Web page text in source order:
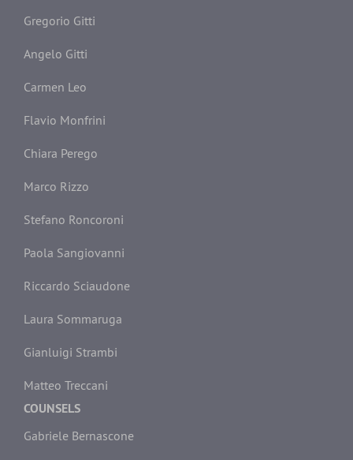
Gregorio Gitti
Angelo Gitti
Carmen Leo
Flavio Monfrini
Chiara Perego
Marco Rizzo
Stefano Roncoroni
Paola Sangiovanni
Riccardo Sciaudone
Laura Sommaruga
Gianluigi Strambi
Matteo Treccani
COUNSELS
Gabriele Bernascone